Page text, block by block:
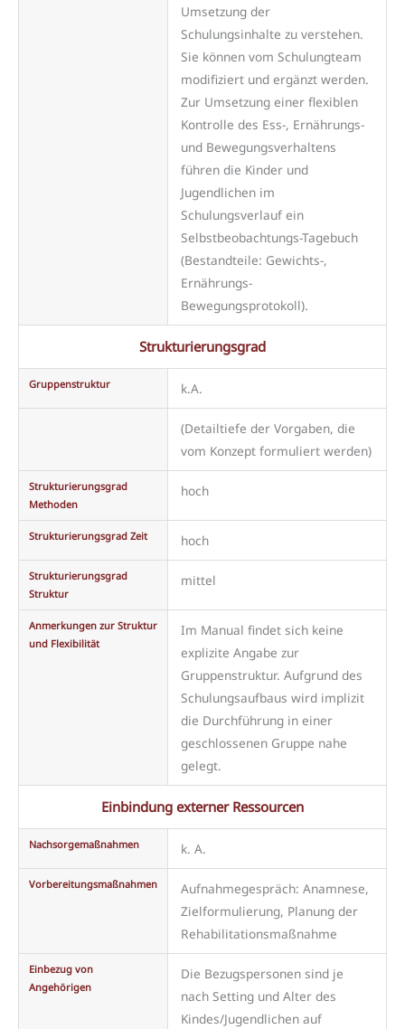
Umsetzung der
Schulungsinhalte zu verstehen.
Sie können vom Schulungteam
modifiziert und ergänzt werden.
Zur Umsetzung einer flexiblen
Kontrolle des Ess-, Ernährungs-
und Bewegungsverhaltens
führen die Kinder und
Jugendlichen im
Schulungsverlauf ein
Selbstbeobachtungs-Tagebuch
(Bestandteile: Gewichts-,
Ernährungs-
Bewegungsprotokoll).
Strukturierungsgrad
Gruppenstruktur k.A.
(Detailtiefe der Vorgaben, die
vom Konzept formuliert werden)
Strukturierungsgrad
Methoden
hoch
Strukturierungsgrad Zeit hoch
Strukturierungsgrad
Struktur
mittel
Anmerkungen zur Struktur
und Flexibilität
Im Manual findet sich keine
explizite Angabe zur
Gruppenstruktur. Aufgrund des
Schulungsaufbaus wird implizit
die Durchführung in einer
geschlossenen Gruppe nahe
gelegt.
Einbindung externer Ressourcen
Nachsorgemaßnahmen k. A.
Vorbereitungsmaßnahmen
Aufnahmegespräch: Anamnese,
Zielformulierung, Planung der
Rehabilitationsmaßnahme
Einbezug von
Angehörigen
Die Bezugspersonen sind je
nach Setting und Alter des
Kindes/Jugendlichen auf